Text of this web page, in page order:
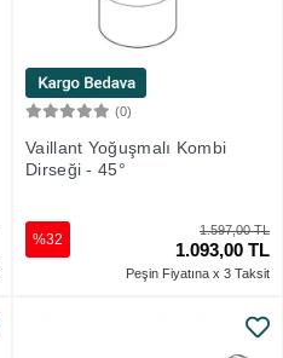
(0)
Vaillant Yoğuşmalı Kombi
Dirseği - 45°
1.597,00 TL
1.093,00 TL
%32
Peşin Fiyatına x 3 Taksit